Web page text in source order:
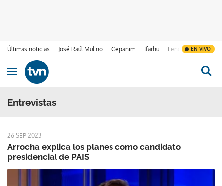
Últimas noticias José Raúl Mulino Cepanim Ifarhu Fenómeno de El
EN VIVO
Ir al contenido
Obrir navegació
Entrevistas
26 SEP 2023
Arrocha explica los planes como candidato
presidencial de PAIS